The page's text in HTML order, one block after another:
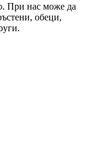
При нас може да
обеци,